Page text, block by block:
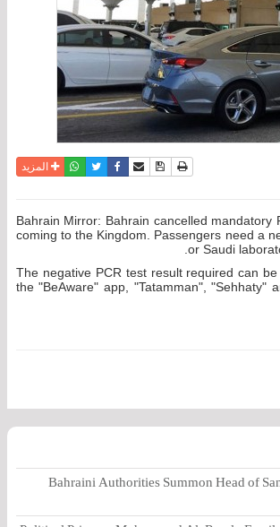
نسخة للطباعة
حفظ الموضوع
أرسل الى صديق
فيسبوكتويترواتسابالمزيد
Bahrain Mirror: Bahrain cancelled
coming to the Kingdom. Passengers need a
or Saudi
The negative PCR test result required can
the "BeAware" app, "Tatamman", "Sehhaty"
Bahraini Authorities Summon Head of